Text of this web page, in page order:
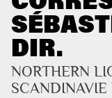
DIR.
NORTHERN
SCANDINAVIE